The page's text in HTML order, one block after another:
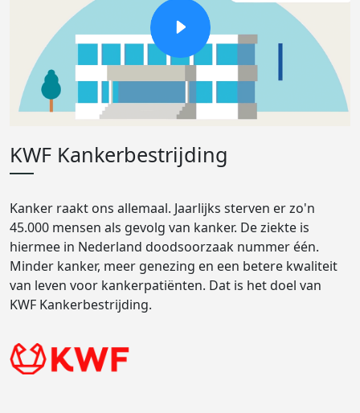
KWF Kankerbestrijding
Kanker raakt ons allemaal. Jaarlijks sterven er zo'n
45.000 mensen als gevolg van kanker. De ziekte is
hiermee in Nederland doodsoorzaak nummer één.
Minder kanker, meer genezing en een betere kwaliteit
van leven voor kankerpatiënten. Dat is het doel van
KWF Kankerbestrijding.